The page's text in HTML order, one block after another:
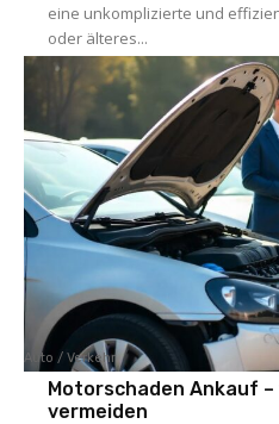
eine unkomplizierte und
oder älteres...
Auto / Verkehr
Motorschaden Ankauf
vermeiden